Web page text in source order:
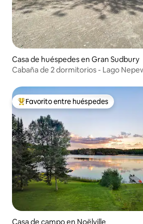
Casa de huéspedes en Gran Sudbury
Cabaña de 2 dormitorios - Lago
Favorito entre huéspedes preferido
Favorito entre huéspedes
Casa de campo en Noëlville